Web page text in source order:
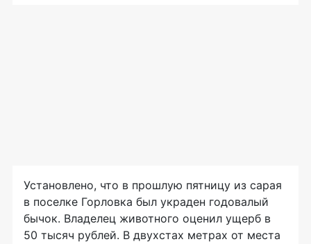
Установлено, что в прошлую пятницу из сарая
в поселке Горловка был украден годовалый
бычок. Владелец животного оценил ущерб в
50 тысяч рублей. В двухстах метрах от места